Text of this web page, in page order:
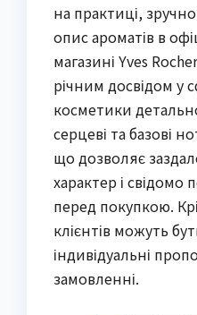
на практиці,
опис ароматів в
магазині Yves
річним досвідом у
косметики
серцеві та базові
що дозволяє
характер і свідомо
перед покупкою.
клієнтів можуть
індивідуальні
замовленні.